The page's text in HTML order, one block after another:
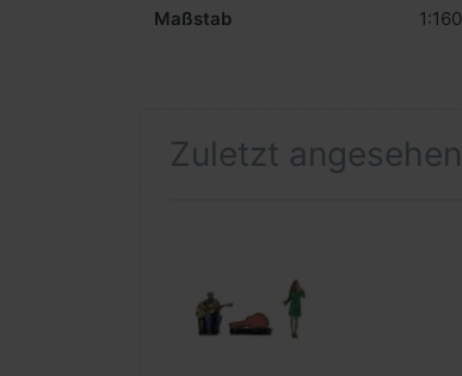
Maßstab 1:160
Zuletzt angesehen